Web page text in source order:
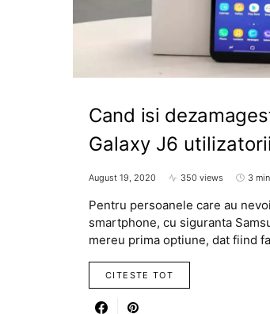
Cand isi
Galaxy J6
August 19, 2020 350 views 3
Pentru persoanele care au
smartphone, cu siguranta
mereu prima optiune, dat fiind
CITESTE TOT